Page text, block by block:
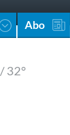
Abo
/32°